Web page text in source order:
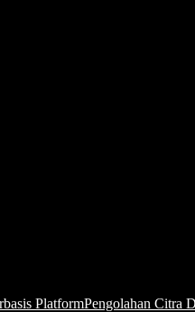
PlatformPengolahan Citra